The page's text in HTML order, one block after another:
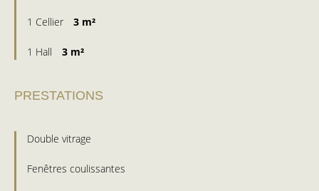
1 Cellier 3 m²
1 Hall 3 m²
PRESTATIONS
Double vitrage
Fenêtres coulissantes